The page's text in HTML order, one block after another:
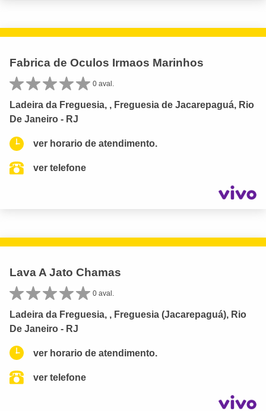
Fabrica de Oculos Irmaos Marinhos
0 aval.
Ladeira da Freguesia, , Freguesia de Jacarepaguá, Rio
De Janeiro - RJ
ver horario de atendimento.
ver telefone
Lava A Jato Chamas
0 aval.
Ladeira da Freguesia, , Freguesia (Jacarepaguá), Rio
De Janeiro - RJ
ver horario de atendimento.
ver telefone